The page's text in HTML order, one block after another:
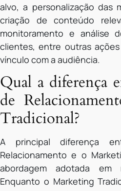
alvo, a personalização das
criação de conteúdo
monitoramento e análise
clientes, entre outras
vínculo com a audiência.
Qual a diferença
de
Tradicional?
A principal diferença
Relacionamento e o
abordagem adotada em
Enquanto o Marketing